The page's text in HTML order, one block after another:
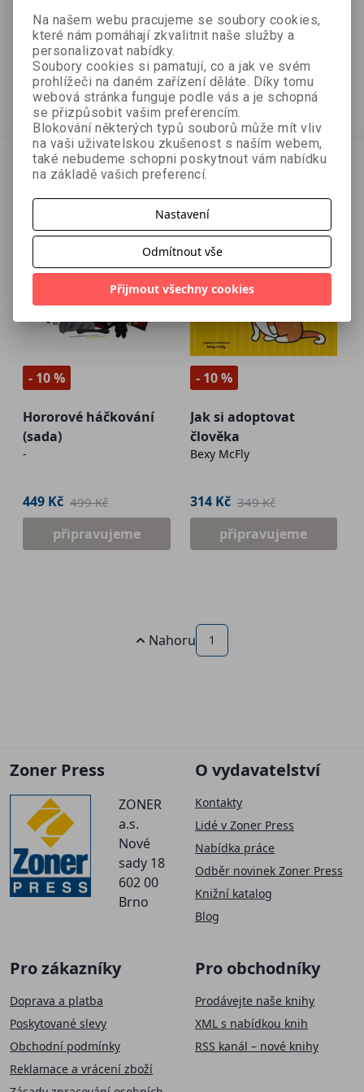
494 Kč 549 Kč
připravujeme
350 Kč 389 Kč
připravujeme
- 10 %
Hororové háčkování
(sada)
-
449 Kč 499 Kč
připravujeme
- 10 %
Jak si adoptovat
člověka
Bexy McFly
314 Kč 349 Kč
připravujeme
Nahoru 1
Zoner Press
ZONER
a.s.
Nové
sady 18
602 00
Brno
O vydavatelství
Kontakty
Lidé v Zoner Press
Nabídka práce
Odběr novinek Zoner Press
Knižní katalog
Blog
Pro zákazníky
Doprava a platba
Poskytované slevy
Obchodní podmínky
Reklamace a vrácení zboží
Pro obchodníky
Prodávejte naše knihy
XML s nabídkou knih
RSS kanál – nové knihy
Na našem webu pracujeme se soubory cookies,
které nám pomáhají zkvalitnit naše služby a
personalizovat nabídky.
Soubory cookies si pamatují, co a jak ve svém
prohlížeči na daném zařízení děláte. Díky tomu
webová stránka funguje podle vás a je schopná
se přizpůsobit vašim preferencím.
Blokování některých typů souborů může mít vliv
na vaši uživatelskou zkušenost s naším webem,
také nebudeme schopni poskytnout vám nabídku
na základě vašich preferencí.
Nastavení
Odmítnout vše
Přijmout všechny cookies